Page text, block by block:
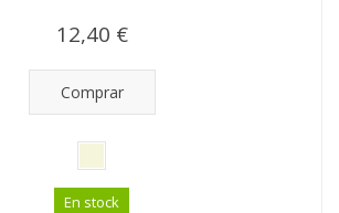
12,40 €
Comprar
En stock